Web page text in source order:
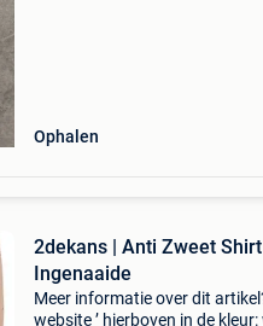
Ophalen
2dekans | Anti Zweet
Ingenaaide
Meer informatie over dit
website ’ hierboven in de